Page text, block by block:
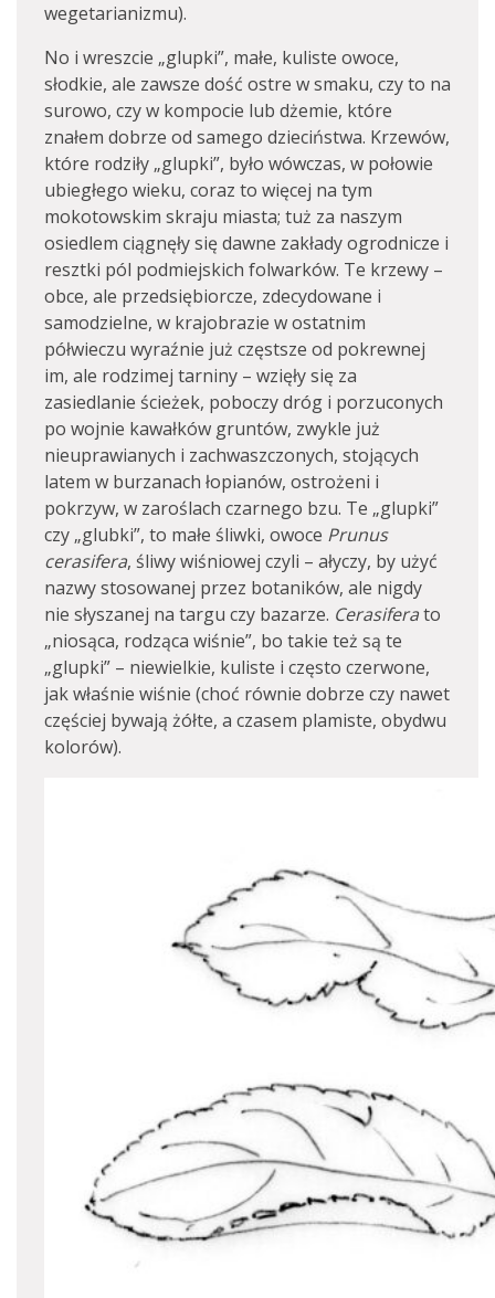
wegetarianizmu).
No i wreszcie „glupki”, małe, kuliste owoce,
słodkie, ale zawsze dość ostre w smaku, czy to na
surowo, czy w kompocie lub dżemie, które
znałem dobrze od samego dzieciństwa. Krzewów,
które rodziły „glupki”, było wówczas, w połowie
ubiegłego wieku, coraz to więcej na tym
mokotowskim skraju miasta; tuż za naszym
osiedlem ciągnęły się dawne zakłady ogrodnicze i
resztki pól podmiejskich folwarków. Te krzewy –
obce, ale przedsiębiorcze, zdecydowane i
samodzielne, w krajobrazie w ostatnim
półwieczu wyraźnie już częstsze od pokrewnej
im, ale rodzimej tarniny – wzięły się za
zasiedlanie ścieżek, poboczy dróg i porzuconych
po wojnie kawałków gruntów, zwykle już
nieuprawianych i zachwaszczonych, stojących
latem w burzanach łopianów, ostrożeni i
pokrzyw, w zaroślach czarnego bzu. Te „glupki”
czy „glubki”, to małe śliwki, owoce Prunus
cerasifera, śliwy wiśniowej czyli – ałyczy, by użyć
nazwy stosowanej przez botaników, ale nigdy
nie słyszanej na targu czy bazarze. Cerasiferato
„niosąca, rodząca wiśnie”, bo takie też są te
„glupki” – niewielkie, kuliste i często czerwone,
jak właśnie wiśnie (choć równie dobrze czy nawet
częściej bywają żółte, a czasem plamiste, obydwu
kolorów).